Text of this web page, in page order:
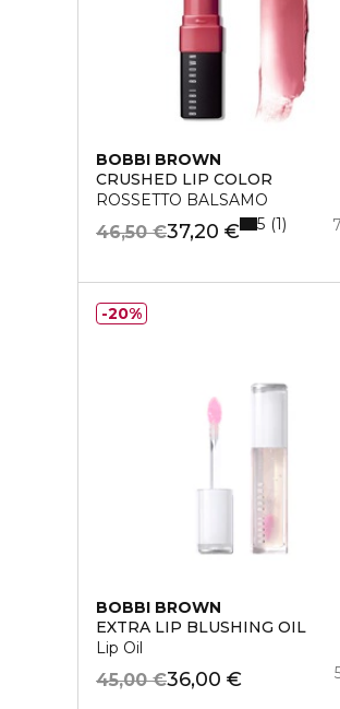
BOBBI BROWN
CRUSHED LIP COLOR
ROSSETTO BALSAMO
37,20 €
46,50 € 5 1
BOBBI BROWN
EXTRA LIP BLUSHING OIL
Lip Oil
36,00 €
45,00 €
20%